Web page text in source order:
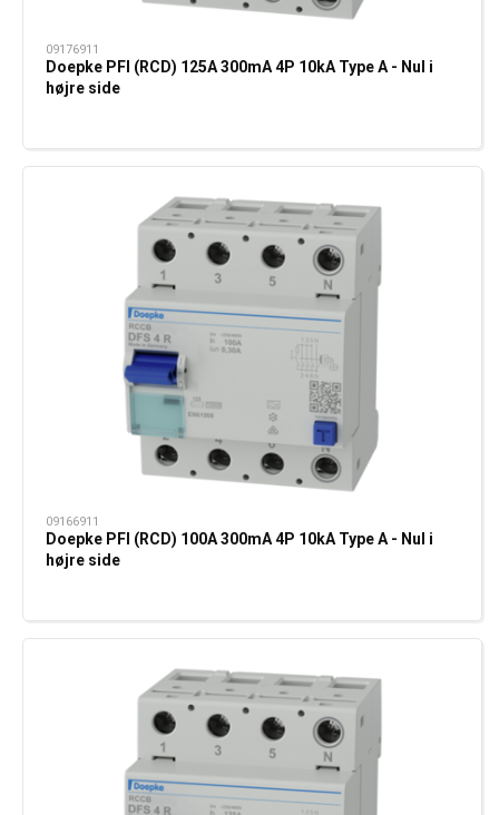
09176911
Doepke PFI (RCD) 125A 300mA 4P 10kA Type A - Nul i
højre side
09166911
Doepke PFI (RCD) 100A 300mA 4P 10kA Type A - Nul i
højre side